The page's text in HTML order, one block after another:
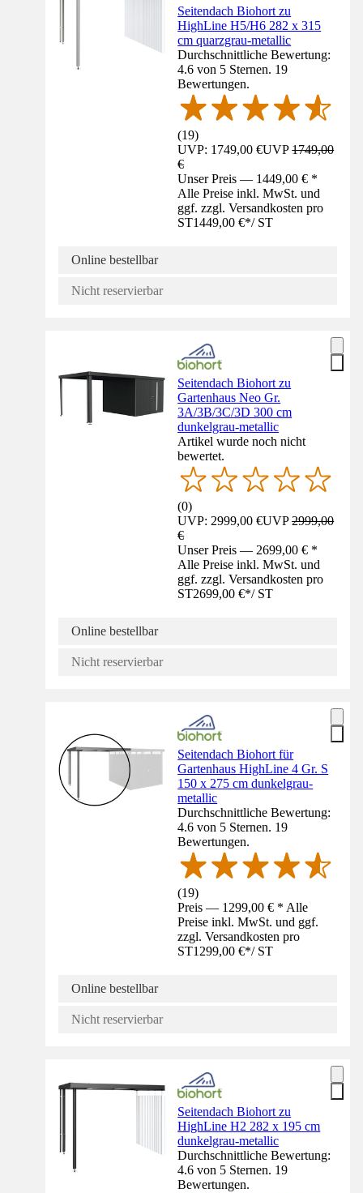
Seitendach Biohort zu
HighLine H5/H6 282 x 315
cm quarzgrau-metallic
Durchschnittliche Bewertung:
4.6 von 5 Sternen. 19
Bewertungen.
(19)
UVP: 1749,00 €UVP1749,00
€
Unser Preis — 1449,00 € *
Alle Preise inkl. MwSt. und
ggf. zzgl. Versandkosten pro
ST1449,00 €*/ ST
Online bestellbar
Nicht reservierbar
Seitendach Biohort zu
Gartenhaus Neo Gr.
3A/3B/3C/3D 300 cm
dunkelgrau-metallic
Artikel wurde noch nicht
bewertet.
(0)
UVP: 2999,00 €UVP2999,00
€
Unser Preis — 2699,00 € *
Alle Preise inkl. MwSt. und
ggf. zzgl. Versandkosten pro
ST2699,00 €*/ ST
Online bestellbar
Nicht reservierbar
Seitendach Biohort für
Gartenhaus HighLine 4 Gr. S
150 x 275 cm dunkelgrau-
metallic
Durchschnittliche Bewertung:
4.6 von 5 Sternen. 19
Bewertungen.
(19)
Preis — 1299,00 € * Alle
Preise inkl. MwSt. und ggf.
zzgl. Versandkosten pro
ST1299,00 €*/ ST
Online bestellbar
Nicht reservierbar
Seitendach Biohort zu
HighLine H2 282 x 195 cm
dunkelgrau-metallic
Durchschnittliche Bewertung:
4.6 von 5 Sternen. 19
Bewertungen.